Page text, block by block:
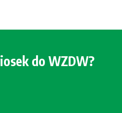
do WZDW?